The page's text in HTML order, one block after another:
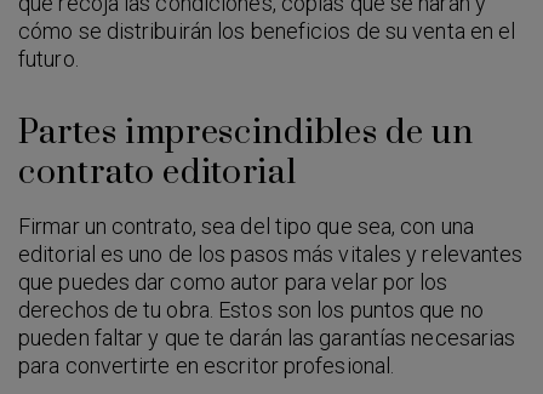
cómo se distribuirán los beneficios de su venta en el
futuro.
Partes imprescindibles de un
contrato editorial
Firmar un contrato, sea del tipo que sea, con una
editorial es uno de los pasos más vitales y relevantes
que puedes dar como autor para velar por los
derechos de tu obra. Estos son los puntos que no
pueden faltar y que te darán las garantías necesarias
para convertirte en escritor profesional.